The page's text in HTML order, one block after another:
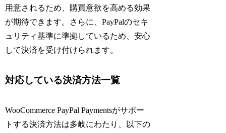
用意されるため、購買意欲を高める効果
が期待できます。さらに、PayPalのセキ
ュリティ基準に準拠しているため、安心
して決済を受け付けられます。
対応している決済方法一覧
WooCommerce PayPal Paymentsがサポー
トする決済方法は多岐にわたり、以下の